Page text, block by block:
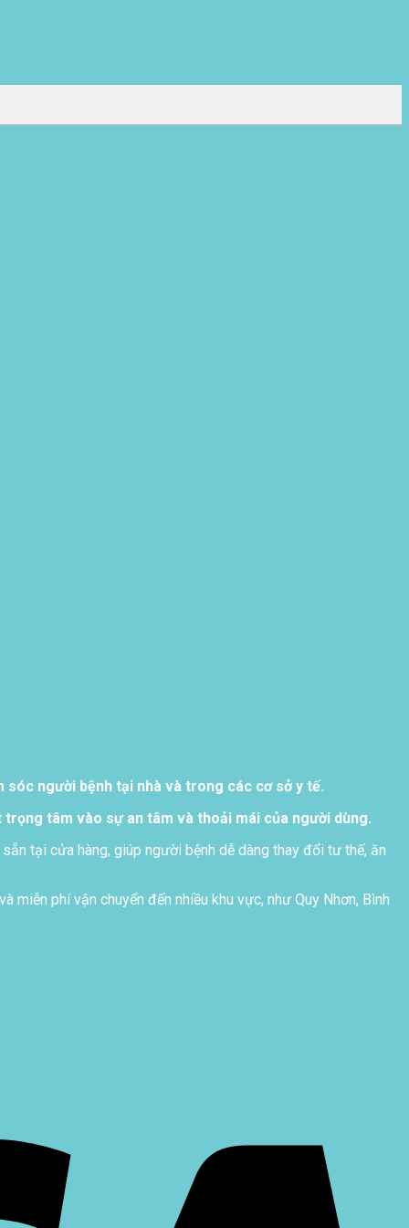
sóc người bệnh tại nhà và trong các cơ sở y tế.
tâm vào sự an tâm và thoải mái của người dùng.
tại cửa hàng, giúp người bệnh dễ dàng thay đổi tư thế, ăn
miễn phí vận chuyển đến nhiều khu vực, như Quy Nhơn, Bình